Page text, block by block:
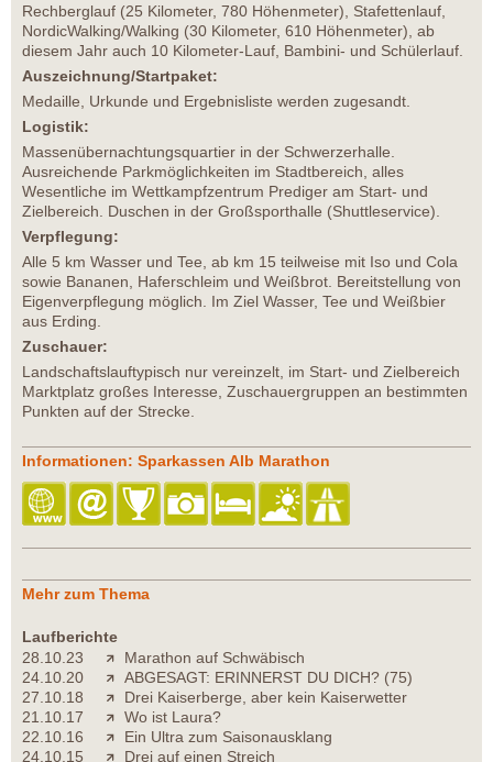
Rechberglauf (25 Kilometer, 780 Höhenmeter), Stafettenlauf,
NordicWalking/Walking (30 Kilometer, 610 Höhenmeter), ab
diesem Jahr auch 10 Kilometer-Lauf, Bambini- und Schülerlauf.
Auszeichnung/Startpaket:
Medaille, Urkunde und Ergebnisliste werden zugesandt.
Logistik:
Massenübernachtungsquartier in der Schwerzerhalle.
Ausreichende Parkmöglichkeiten im Stadtbereich, alles
Wesentliche im Wettkampfzentrum Prediger am Start- und
Zielbereich. Duschen in der Großsporthalle (Shuttleservice).
Verpflegung:
Alle 5 km Wasser und Tee, ab km 15 teilweise mit Iso und Cola
sowie Bananen, Haferschleim und Weißbrot. Bereitstellung von
Eigenverpflegung möglich. Im Ziel Wasser, Tee und Weißbier
aus Erding.
Zuschauer:
Landschaftslauftypisch nur vereinzelt, im Start- und Zielbereich
Marktplatz großes Interesse, Zuschauergruppen an bestimmten
Punkten auf der Strecke.
Informationen: Sparkassen Alb Marathon
Mehr zum Thema
Laufberichte
28.10.23
Marathon auf Schwäbisch
24.10.20
ABGESAGT: ERINNERST DU DICH? (75)
27.10.18
Drei Kaiserberge, aber kein Kaiserwetter
21.10.17
Wo ist Laura?
22.10.16
Ein Ultra zum Saisonausklang
24.10.15
Drei auf einen Streich